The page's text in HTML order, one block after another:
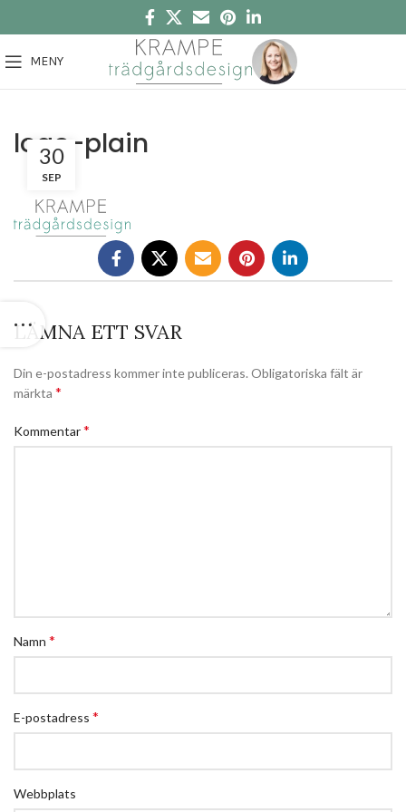
MENY
logo-plain
30
SEP
LÄMNA ETT SVAR
Din e-postadress kommer inte publiceras. Obligatoriska fält är
märkta *
Kommentar*
Namn *
E-postadress *
Webbplats